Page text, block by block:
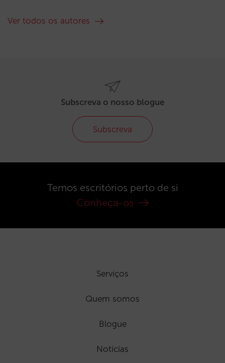
Ver todos os autores
Subscreva o nosso blogue
Subscreva
Temos escritórios perto de si
Conheça-os
Serviços
Quem somos
Blogue
Notícias